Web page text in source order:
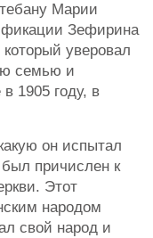
Марии
Зефирина
уверовал
семью и
1905 году, в
он испытал
причислен к
Этот
народом
свой народ и